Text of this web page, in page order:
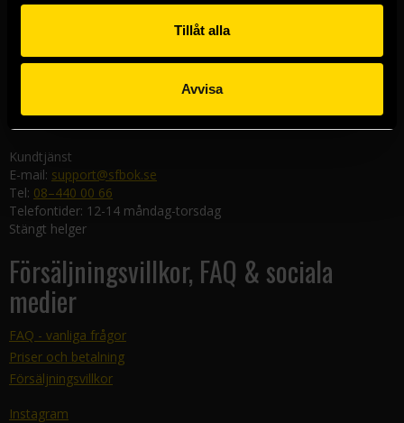
Tillåt alla
Avvisa
Malmöbutiken
582 19 Linköping
Kundtjänst
E-mail: support@sfbok.se
Tel: 08–440 00 66
Telefontider: 12-14 måndag-torsdag
Stängt helger
Försäljningsvillkor, FAQ & sociala
medier
FAQ - vanliga frågor
Priser och betalning
Försäljningsvillkor
Instagram